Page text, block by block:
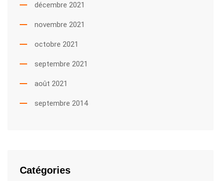
décembre 2021
novembre 2021
octobre 2021
septembre 2021
août 2021
septembre 2014
Catégories